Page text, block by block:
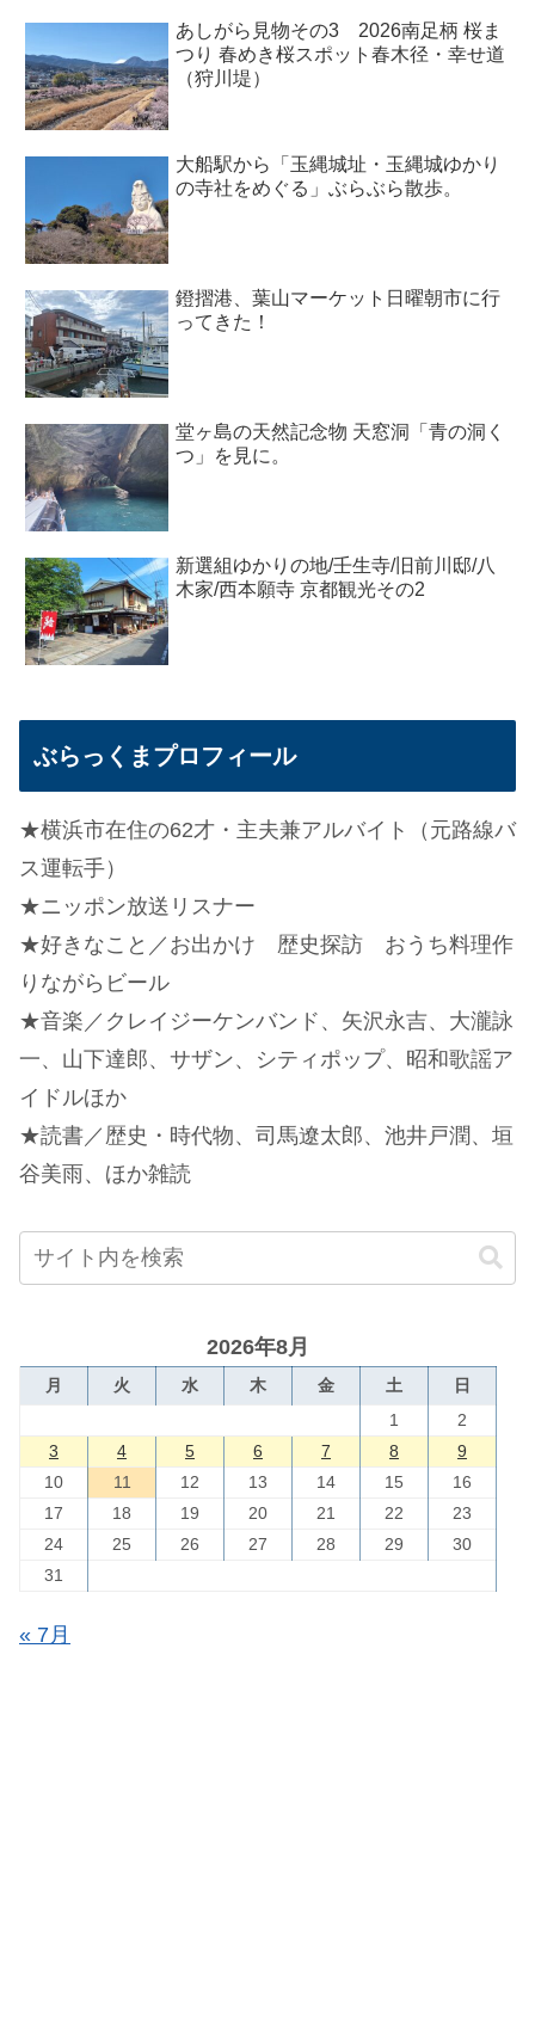
あしがら見物その3 2026南足柄 桜ま
つり 春めき桜スポット春木径・幸せ道
（狩川堤）
大船駅から「玉縄城址・玉縄城ゆかり
の寺社をめぐる」ぶらぶら散歩。
鐙摺港、葉山マーケット日曜朝市に行
ってきた！
堂ヶ島の天然記念物 天窓洞「青の洞く
つ」を見に。
新選組ゆかりの地/壬生寺/旧前川邸/八
木家/西本願寺 京都観光その2
ぶらっくまプロフィール
★横浜市在住の62才・主夫兼アルバイト（元路線バ
ス運転手）
★ニッポン放送リスナー
★好きなこと／お出かけ 歴史探訪 おうち料理作
りながらビール
★音楽／クレイジーケンバンド、矢沢永吉、大瀧詠
一、山下達郎、サザン、シティポップ、昭和歌謡ア
イドルほか
★読書／歴史・時代物、司馬遼太郎、池井戸潤、垣
谷美雨、ほか雑読
2026年8月
月 火 水 木 金 土
日
1
2
3
4 5 6 7 8
9
10
11 12 13 14 15
16
17
18 19 20 21 22
23
24
25 26 27 28 29
30
31
« 7月